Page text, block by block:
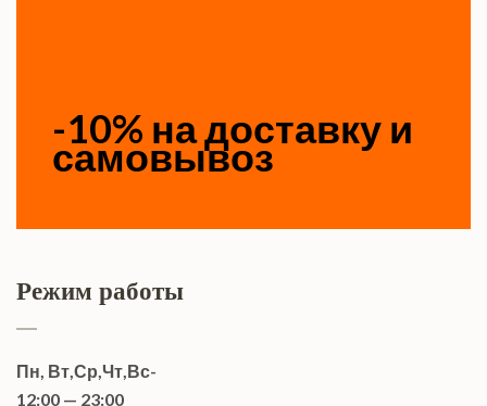
-10% на доставку и
самовывоз
Режим работы
Пн, Вт,Ср,Чт,Вс-
12:00 — 23:00